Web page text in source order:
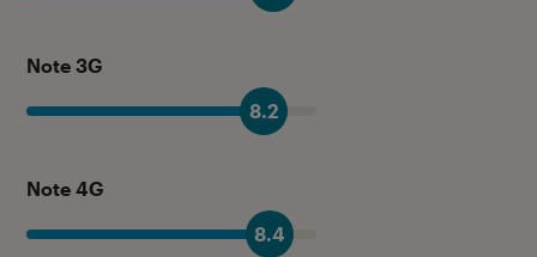
Note 3G
8.2
Note 4G
8.4